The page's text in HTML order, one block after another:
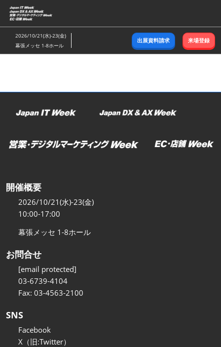
ス
キ
ッ
し
む
2026/10/21(水)-23(金)
幕張メッセ 1-8ホール
出展資料請求 来場登録
開催概要
2026/10/21(水)-23(金)
10:00-17:00
幕張メッセ 1-8ホール
お問合せ
[email protected]
03-6739-4104
Fax: 03-4563-2100
SNS
Facebook
X（旧:Twitter）